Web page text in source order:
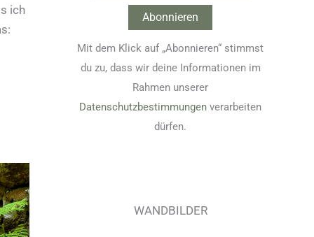
ich
Mit dem Klick auf „Abonnieren“ stimmst
du zu, dass wir deine Informationen im
Rahmen unserer
Datenschutzbestimmungen verarbeiten
dürfen.
WANDBILDER